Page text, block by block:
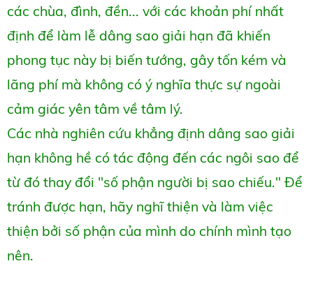
các chùa, đình, đền... với các khoản phí nhất
định để làm lễ dâng sao giải hạn đã khiến
phong tục này bị biến tướng, gây tốn kém và
lãng phí mà không có ý nghĩa thực sự ngoài
cảm giác yên tâm về tâm lý.
Các nhà nghiên cứu khẳng định dâng sao giải
hạn không hề có tác động đến các ngôi sao để
từ đó thay đổi "số phận người bị sao chiếu." Để
tránh được hạn, hãy nghĩ thiện và làm việc
thiện bởi số phận của mình do chính mình tạo
nên.